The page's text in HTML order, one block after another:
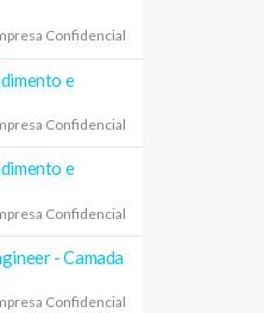
Confidencial
e
Confidencial
e
Confidencial
- Camada
Confidencial